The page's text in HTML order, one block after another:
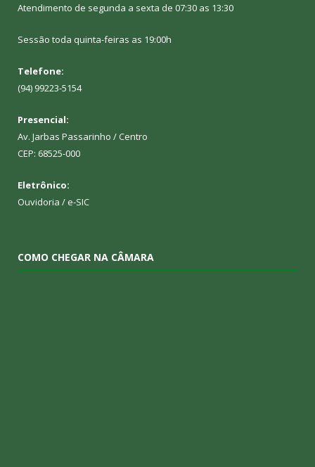
Atendimento de segunda a sexta de 07:30 as 13:30
Sessão toda quinta-feiras as 19:00h
Telefone:
(94) 99223-5154
Presencial:
Av. Jarbas Passarinho / Centro
CEP: 68525-000
Eletrônico:
Ouvidoria / e-SIC
COMO CHEGAR NA CÂMARA